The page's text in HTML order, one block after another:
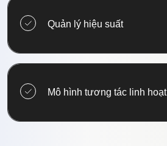
Quản lý hiệu suất
Mô hình tương tác linh hoạt